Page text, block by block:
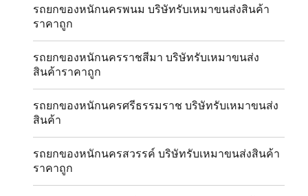
รถยกของหนักนครพนม บริษัทรับเหมาขนส่งสินค้า
ราคาถูก
รถยกของหนักนครราชสีมา บริษัทรับเหมาขนส่ง
สินค้าราคาถูก
รถยกของหนักนครศรีธรรมราช บริษัทรับเหมาขนส่ง
สินค้า
รถยกของหนักนครสวรรค์ บริษัทรับเหมาขนส่งสินค้า
ราคาถูก